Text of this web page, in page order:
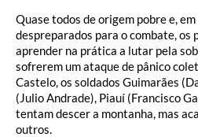
Quase todos de origem pobre e,
despreparados para o combate, os
aprender na prática a lutar pela
sofrerem um ataque de pânico
Castelo, os soldados Guimarães
(Julio Andrade), Piauí (Francisco
tentam descer a montanha, mas
outros.